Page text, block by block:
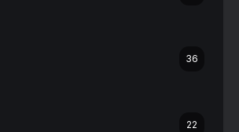
36
22